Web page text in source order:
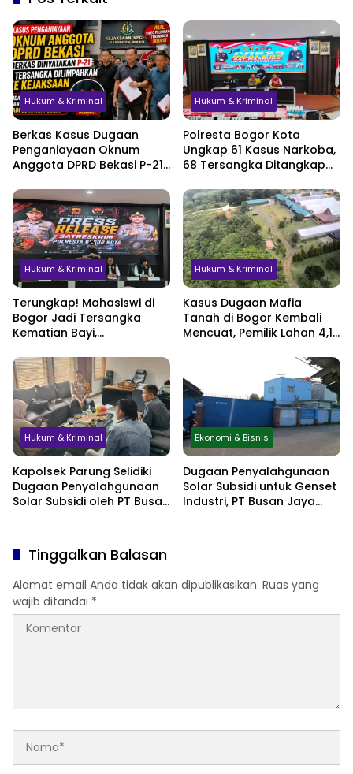
Hukum & Kriminal
Berkas Kasus Dugaan
Penganiayaan Oknum
Anggota DPRD Bekasi P-21,
Jadi Sorotan
Hukum & Kriminal
Polresta Bogor Kota
Ungkap 61 Kasus Narkoba,
68 Tersangka Ditangkap
Hukum & Kriminal
Terungkap! Mahasiswi di
Bogor Jadi Tersangka
Kematian Bayi,
hingga Simpan Jasad di
Lemari
Hukum & Kriminal
Kasus Dugaan Mafia
Tanah di Bogor Kembali
Mencuat, Pemilik Lahan 4,1
Perlindungan Hukum
Hukum & Kriminal
Kapolsek Parung Selidiki
Dugaan Penyalahgunaan
Solar Subsidi oleh PT Busan
Ekonomi & Bisnis
Dugaan Penyalahgunaan
Solar Subsidi untuk Genset
Industri, PT Busan Jaya
Tinggalkan Balasan
Alamat email Anda tidak akan dipublikasikan. Ruas yang
wajib ditandai *